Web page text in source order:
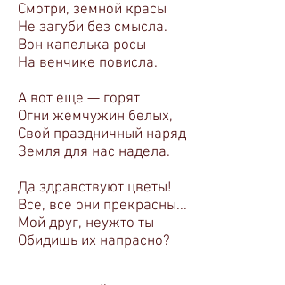
Смотри, земной красы
Не загуби без смысла.
Вон капелька росы
На венчике повисла.
А вот еще — горят
Огни жемчужин белых,
Свой праздничный наряд
Земля для нас надела.
Да здравствуют цветы!
Все, все они прекрасны...
Мой друг, неужто ты
Обидишь их напрасно?